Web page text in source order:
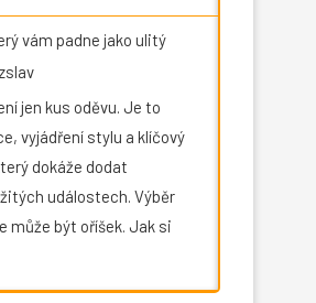
vám padne jako ulitý
jen kus oděvu. Je to
vyjádření stylu a klíčový
dokáže dodat
událostech. Výběr
může být oříšek. Jak si